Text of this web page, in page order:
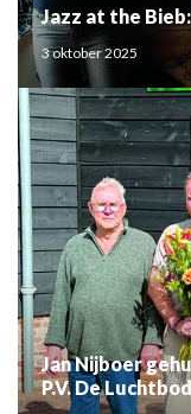
Jazz at the
3 oktober 2025
Jan Nijboer
P.V. De